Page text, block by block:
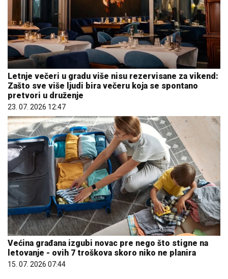
Letnje večeri u gradu više nisu rezervisane za vikend:
Zašto sve više ljudi bira večeru koja se spontano
pretvori u druženje
23. 07. 2026 12:47
Većina građana izgubi novac pre nego što stigne na
letovanje - ovih 7 troškova skoro niko ne planira
15. 07. 2026 07:44